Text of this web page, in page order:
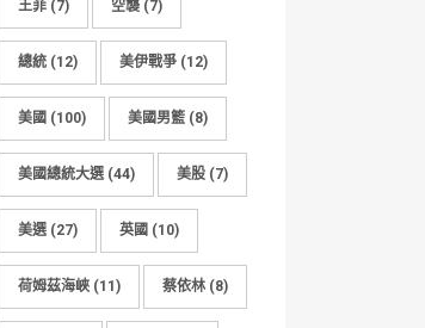
王菲 (7) 空襲 (7)
總統 (12) 美伊戰爭 (12)
美國 (100) 美國男籃 (8)
美國總統大選(44) 美股 (7)
美選(27) 英國 (10)
荷姆茲海峽 (11) 蔡依林 (8)